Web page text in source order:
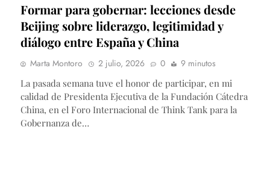
Formar para gobernar: lecciones desde
Beijing sobre liderazgo, legitimidad y
diálogo entre España y China
Marta Montoro 2 julio, 2026 0
9 minutos
La pasada semana tuve el honor de participar, en mi
calidad de Presidenta Ejecutiva de la Fundación Cátedra
China, en el Foro Internacional de Think Tank para la
Gobernanza de…